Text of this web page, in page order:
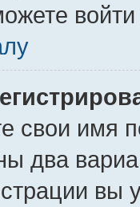
свои имя
два
вы